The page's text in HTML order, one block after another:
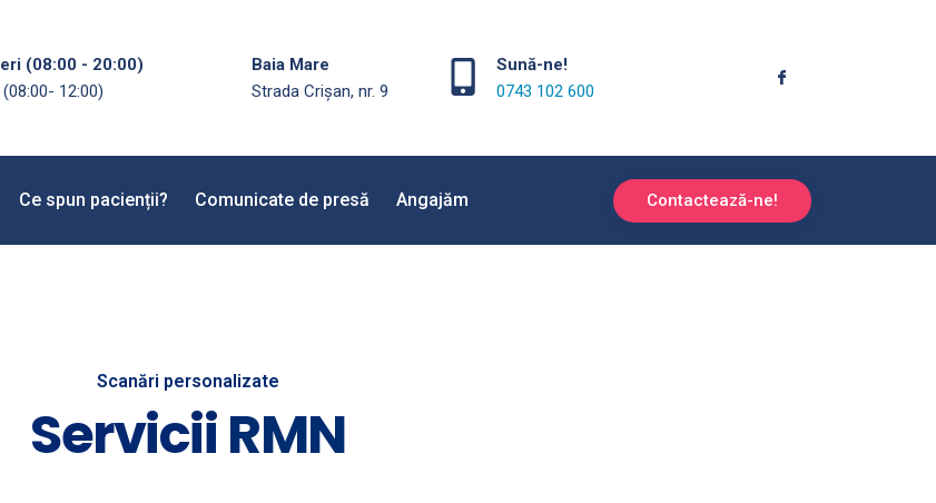
(08:00 - 20:00)
12:00)
Baia Mare
Strada Crișan, nr. 9
Sună-ne!
0743 102 600
Ce spun pacienții? Comunicate de presă Angajăm Contactează-ne!
Scanări personalizate
ServiciiRMN